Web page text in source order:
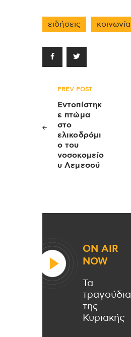
ειδήσεις κοινωνία
Πλοήγηση
άρθρων
PREV POST
Εντοπίστηκ
ε πτώμα
στο
ελικοδρόμι
ο του
νοσοκομείο
υ Λεμεσού
ON AIR
NOW
Τα
τραγούδια
της
Κυριακής